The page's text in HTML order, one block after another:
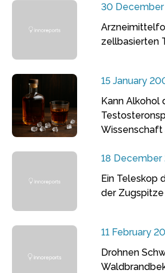
30
zellbasierten
15 January
Kann Alkohol
Wissenschaft
18 December
Ein Teleskop
der Zugspitze
11 February
Drohnen